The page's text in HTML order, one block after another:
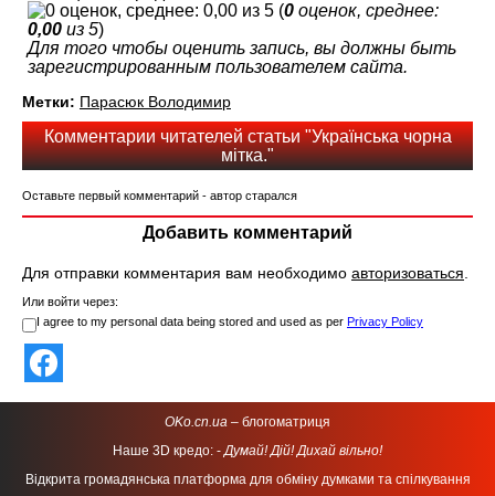
(0 оценок, среднее:
0,00 из 5)
Для того чтобы оценить запись, вы должны быть
зарегистрированным пользователем сайта.
Метки: Парасюк Володимир
Комментарии читателей статьи "Українська чорна
мітка."
Оставьте первый комментарий - автор старался
Добавить комментарий
Для отправки комментария вам необходимо авторизоваться.
Или войти через:
I agree to my personal data being stored and used as per Privacy Policy
OKo.cn.ua – блогоматриця
Наше 3D кредо: -Думай! Дій! Дихай вільно!
Відкрита громадянська платформа для обміну думками та спілкування